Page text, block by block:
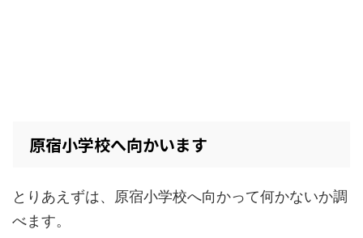
原宿小学校へ向かいます
とりあえずは、原宿小学校へ向かって何かないか調
べます。